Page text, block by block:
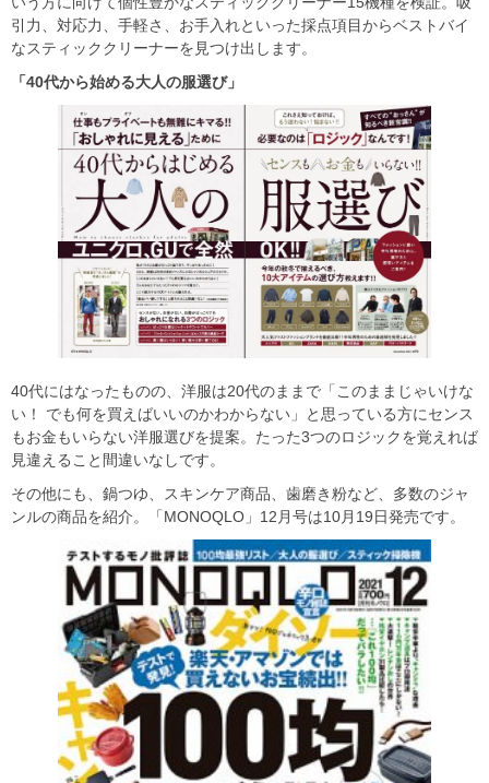
引力、対応力、手軽さ、お手入れといった採点項目からベストバイ
なスティッククリーナーを見つけ出します。
「40代から始める大人の服選び」
40代にはなったものの、洋服は20代のままで「このままじゃいけな
い！ でも何を買えばいいのかわからない」と思っている方にセンス
もお金もいらない洋服選びを提案。たった3つのロジックを覚えれば
見違えること間違いなしです。
その他にも、鍋つゆ、スキンケア商品、歯磨き粉など、多数のジャ
ンルの商品を紹介。「MONOQLO」12月号は10月19日発売です。